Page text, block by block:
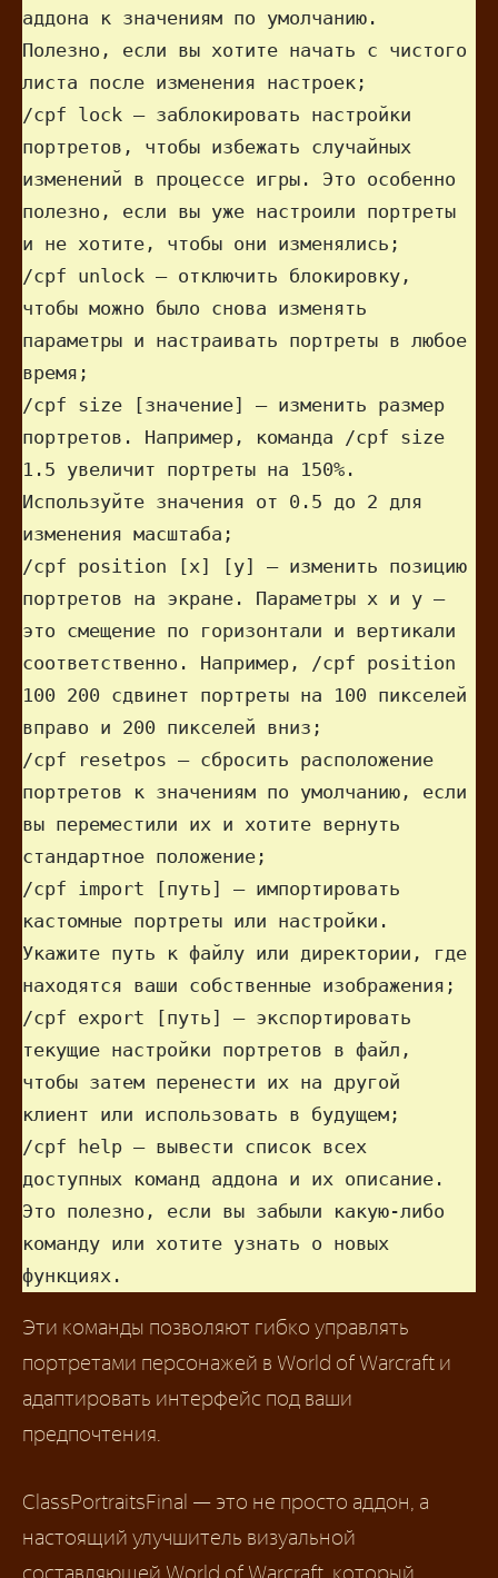
аддона к значениям по умолчанию.
Полезно, если вы хотите начать с чистого
листа после изменения настроек;
/cpf lock — заблокировать настройки
портретов, чтобы избежать случайных
изменений в процессе игры. Это особенно
полезно, если вы уже настроили портреты
и не хотите, чтобы они изменялись;
/cpf unlock — отключить блокировку,
чтобы можно было снова изменять
параметры и настраивать портреты в любое
время;
/cpf size [значение] — изменить размер
портретов. Например, команда /cpf size
1.5 увеличит портреты на 150%.
Используйте значения от 0.5 до 2 для
изменения масштаба;
/cpf position [x] [y] — изменить позицию
портретов на экране. Параметры x и y —
это смещение по горизонтали и вертикали
соответственно. Например, /cpf position
100 200 сдвинет портреты на 100 пикселей
вправо и 200 пикселей вниз;
/cpf resetpos — сбросить расположение
портретов к значениям по умолчанию, если
вы переместили их и хотите вернуть
стандартное положение;
/cpf import [путь] — импортировать
кастомные портреты или настройки.
Укажите путь к файлу или директории, где
находятся ваши собственные изображения;
/cpf export [путь] — экспортировать
текущие настройки портретов в файл,
чтобы затем перенести их на другой
клиент или использовать в будущем;
/cpf help — вывести список всех
доступных команд аддона и их описание.
Это полезно, если вы забыли какую-либо
команду или хотите узнать о новых
функциях.
Эти команды позволяют гибко управлять
портретами персонажей в World of Warcraft и
адаптировать интерфейс под ваши
предпочтения.
ClassPortraitsFinal — это не просто аддон, а
настоящий улучшитель визуальной
составляющей World of Warcraft, который